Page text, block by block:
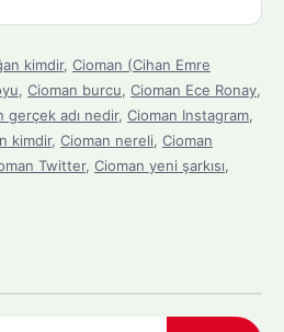
kimdir, Cioman (Cihan Emre
, Cioman burcu, Cioman Ece Ronay,
gerçek adı nedir, Cioman Instagram,
kimdir, Cioman nereli, Cioman
Twitter, Cioman yeni şarkısı,